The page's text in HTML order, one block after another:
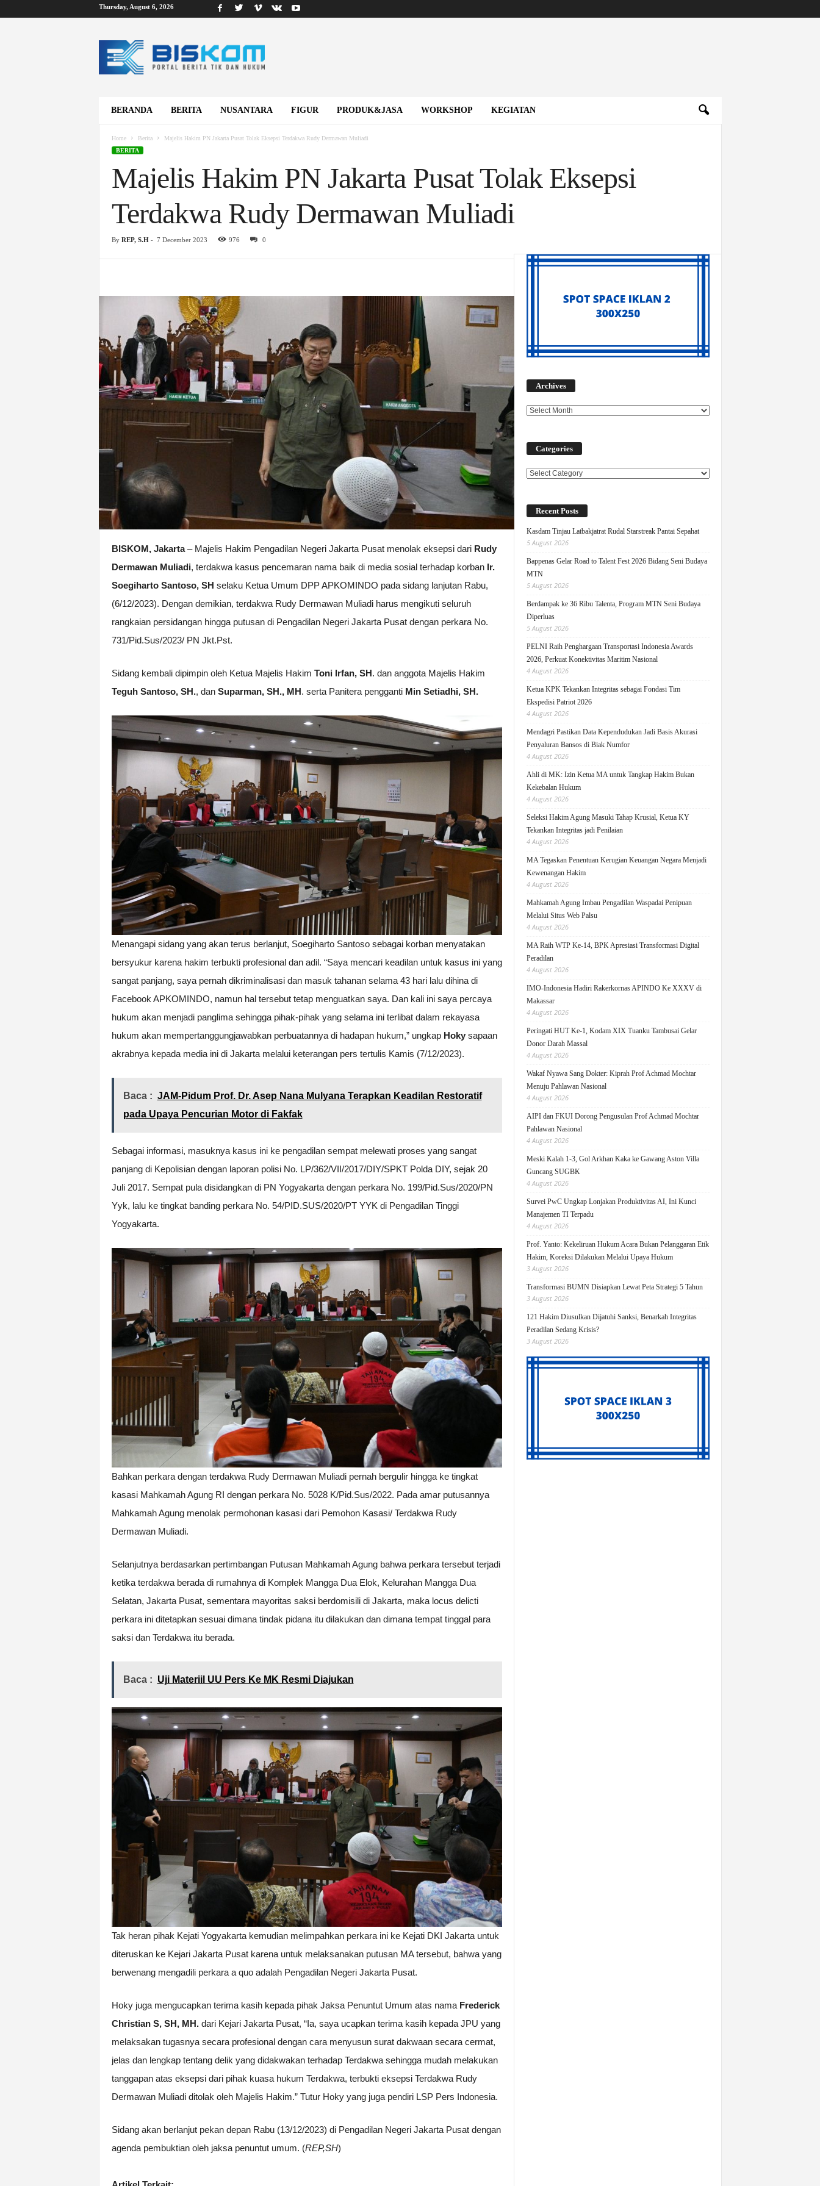
Thursday, August 6, 2026
i
BERANDA
BERITA NUSANTARA FIGUR PRODUK&JASA WORKSHOP KEGIATAN
Home Berita
Majelis Hakim PN Jakarta Pusat Tolak Eksepsi Terdakwa Rudy Dermawan Muliadi
BERITA
Majelis Hakim PN Jakarta Pusat Tolak Eksepsi
Terdakwa Rudy Dermawan Muliadi
By REP, S.H- 7 December 2023 976 0
BISKOM, Jakarta– Majelis Hakim Pengadilan Negeri Jakarta Pusat menolak eksepsi dari Rudy
Dermawan Muliadi, terdakwa kasus pencemaran nama baik di media sosial terhadap korban Ir.
Soegiharto Santoso, SH selaku Ketua Umum DPP APKOMINDO pada sidang lanjutan Rabu,
(6/12/2023). Dengan demikian, terdakwa Rudy Dermawan Muliadi harus mengikuti seluruh
rangkaian persidangan hingga putusan di Pengadilan Negeri Jakarta Pusat dengan perkara No.
731/Pid.Sus/2023/ PN Jkt.Pst.
Sidang kembali dipimpin oleh Ketua Majelis Hakim Toni Irfan, SH. dan anggota Majelis Hakim
Teguh Santoso, SH., dan Suparman, SH., MH. serta Panitera pengganti Min Setiadhi, SH.
Menangapi sidang yang akan terus berlanjut, Soegiharto Santoso sebagai korban menyatakan
bersyukur karena hakim terbukti profesional dan adil. “Saya mencari keadilan untuk kasus ini yang
sangat panjang, saya pernah dikriminalisasi dan masuk tahanan selama 43 hari lalu dihina di
Facebook APKOMINDO, namun hal tersebut tetap menguatkan saya. Dan kali ini saya percaya
hukum akan menjadi panglima sehingga pihak-pihak yang selama ini terlibat dalam rekayasa
hukum akan mempertanggungjawabkan perbuatannya di hadapan hukum,” ungkap Hoky sapaan
akrabnya kepada media ini di Jakarta melalui keterangan pers tertulis Kamis (7/12/2023).
Baca : JAM-Pidum Prof. Dr. Asep Nana Mulyana Terapkan Keadilan Restoratif
pada Upaya Pencurian Motor di Fakfak
Sebagai informasi, masuknya kasus ini ke pengadilan sempat melewati proses yang sangat
panjang di Kepolisian dengan laporan polisi No. LP/362/VII/2017/DIY/SPKT Polda DIY, sejak 20
Juli 2017. Sempat pula disidangkan di PN Yogyakarta dengan perkara No. 199/Pid.Sus/2020/PN
Yyk, lalu ke tingkat banding perkara No. 54/PID.SUS/2020/PT YYK di Pengadilan Tinggi
Yogyakarta.
Bahkan perkara dengan terdakwa Rudy Dermawan Muliadi pernah bergulir hingga ke tingkat
kasasi Mahkamah Agung RI dengan perkara No. 5028 K/Pid.Sus/2022. Pada amar putusannya
Mahkamah Agung menolak permohonan kasasi dari Pemohon Kasasi/ Terdakwa Rudy
Dermawan Muliadi.
Selanjutnya berdasarkan pertimbangan Putusan Mahkamah Agung bahwa perkara tersebut terjadi
ketika terdakwa berada di rumahnya di Komplek Mangga Dua Elok, Kelurahan Mangga Dua
Selatan, Jakarta Pusat, sementara mayoritas saksi berdomisili di Jakarta, maka locus delicti
perkara ini ditetapkan sesuai dimana tindak pidana itu dilakukan dan dimana tempat tinggal para
saksi dan Terdakwa itu berada.
Baca : Uji Materiil UU Pers Ke MK Resmi Diajukan
Tak heran pihak Kejati Yogyakarta kemudian melimpahkan perkara ini ke Kejati DKI Jakarta untuk
diteruskan ke Kejari Jakarta Pusat karena untuk melaksanakan putusan MA tersebut, bahwa yang
berwenang mengadili perkara a quo adalah Pengadilan Negeri Jakarta Pusat.
Hoky juga mengucapkan terima kasih kepada pihak Jaksa Penuntut Umum atas nama Frederick
Christian S, SH, MH.dari Kejari Jakarta Pusat, “Ia, saya ucapkan terima kasih kepada JPU yang
melaksakan tugasnya secara profesional dengan cara menyusun surat dakwaan secara cermat,
jelas dan lengkap tentang delik yang didakwakan terhadap Terdakwa sehingga mudah melakukan
tanggapan atas eksepsi dari pihak kuasa hukum Terdakwa, terbukti eksepsi Terdakwa Rudy
Dermawan Muliadi ditolak oleh Majelis Hakim.” Tutur Hoky yang juga pendiri LSP Pers Indonesia.
Sidang akan berlanjut pekan depan Rabu (13/12/2023) di Pengadilan Negeri Jakarta Pusat dengan
agenda pembuktian oleh jaksa penuntut umum. (REP,SH)
Archives
Categories
Categories
Recent Posts
Kasdam Tinjau Latbakjatrat Rudal Starstreak Pantai Sepahat
5 August 2026
Bappenas Gelar Road to Talent Fest 2026 Bidang Seni Budaya
MTN
5 August 2026
Berdampak ke 36 Ribu Talenta, Program MTN Seni Budaya
Diperluas
5 August 2026
PELNI Raih Penghargaan Transportasi Indonesia Awards
2026, Perkuat Konektivitas Maritim Nasional
4 August 2026
Ketua KPK Tekankan Integritas sebagai Fondasi Tim
Ekspedisi Patriot 2026
4 August 2026
Mendagri Pastikan Data Kependudukan Jadi Basis Akurasi
Penyaluran Bansos di Biak Numfor
4 August 2026
Ahli di MK: Izin Ketua MA untuk Tangkap Hakim Bukan
Kekebalan Hukum
4 August 2026
Seleksi Hakim Agung Masuki Tahap Krusial, Ketua KY
Tekankan Integritas jadi Penilaian
4 August 2026
MA Tegaskan Penentuan Kerugian Keuangan Negara Menjadi
Kewenangan Hakim
4 August 2026
Mahkamah Agung Imbau Pengadilan Waspadai Penipuan
Melalui Situs Web Palsu
4 August 2026
MA Raih WTP Ke-14, BPK Apresiasi Transformasi Digital
Peradilan
4 August 2026
IMO-Indonesia Hadiri Rakerkornas APINDO Ke XXXV di
Makassar
4 August 2026
Peringati HUT Ke-1, Kodam XIX Tuanku Tambusai Gelar
Donor Darah Massal
4 August 2026
Wakaf Nyawa Sang Dokter: Kiprah Prof Achmad Mochtar
Menuju Pahlawan Nasional
4 August 2026
AIPI dan FKUI Dorong Pengusulan Prof Achmad Mochtar
Pahlawan Nasional
4 August 2026
Meski Kalah 1-3, Gol Arkhan Kaka ke Gawang Aston Villa
Guncang SUGBK
4 August 2026
Survei PwC Ungkap Lonjakan Produktivitas AI, Ini Kunci
Manajemen TI Terpadu
4 August 2026
Prof. Yanto: Kekeliruan Hukum Acara Bukan Pelanggaran Etik
Hakim, Koreksi Dilakukan Melalui Upaya Hukum
3 August 2026
Transformasi BUMN Disiapkan Lewat Peta Strategi 5 Tahun
3 August 2026
121 Hakim Diusulkan Dijatuhi Sanksi, Benarkah Integritas
Peradilan Sedang Krisis?
3 August 2026